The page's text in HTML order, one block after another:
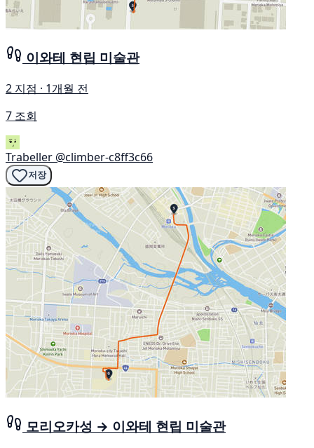
이와테 현립 미술관
2 지점 · 1개월 전
7 조회
Trabeller @climber-c8ff3c66
저장
모리오카성 → 이와테 현립 미술관